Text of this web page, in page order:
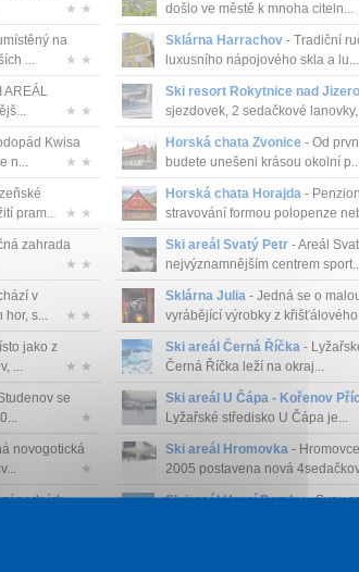
★ ★
na
...
★ ★
AREÁL
★ ★
Kwisa
n...
★ ★
pram...
★ ★
zahrada
★ ★
v
hor, s...
★ ★
jako z
...
★ ★
se
★
novogotická
★
dominanta
došlo ve městě k mnoha citeln...
Sklárna Harrachov- Tradiční
luxusního nápojového skla a lu...
Ski resort Rokytnice nad
sjezdovek, 2 sedačkové lanovky,
Horská chata Zvonice- Od
budete unešeni krásou okolní
Horská chata Horajda-
stravování formou polopenze
Ski areál Svatý Petr- Areál
nejvýznamnějším centrem
Sklárna Julia- Jedná se o
vyrábějící výrobky z
Ski areál Černá Říčka-
Černá Říčka leží na okraj...
Ski areál U Čápa - Kořenov
Lyžařské středisko U Čápa je...
Ski areál Hromovka-
2005 postavena nová
Sk iareál Horní Domky- Svou
- Malebná